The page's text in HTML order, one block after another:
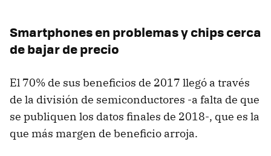
Smartphones en problemas y chips cerca
de bajar de precio
El 70% de sus beneficios de 2017 llegó a través
de la división de semiconductores -a falta de que
se publiquen los datos finales de 2018-, que es la
que más margen de beneficio arroja.